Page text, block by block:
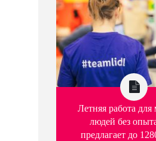
Летняя работа
людей без
предлагает до